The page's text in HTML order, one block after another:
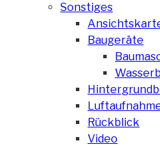
Sonstiges
Baugeräte
Rückblick
Video